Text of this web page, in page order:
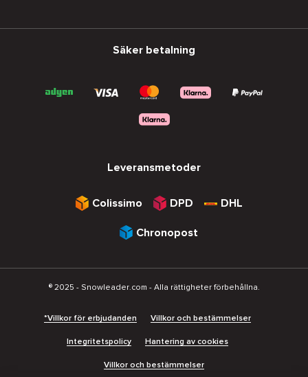
Säker betalning
Leveransmetoder
Colissimo DPD DHL
Chronopost
® 2025 - Snowleader.com - Alla rättigheter förbehållna.
*Villkor för erbjudanden Villkor och bestämmelser
Integritetspolicy Hantering av cookies
Villkor och bestämmelser